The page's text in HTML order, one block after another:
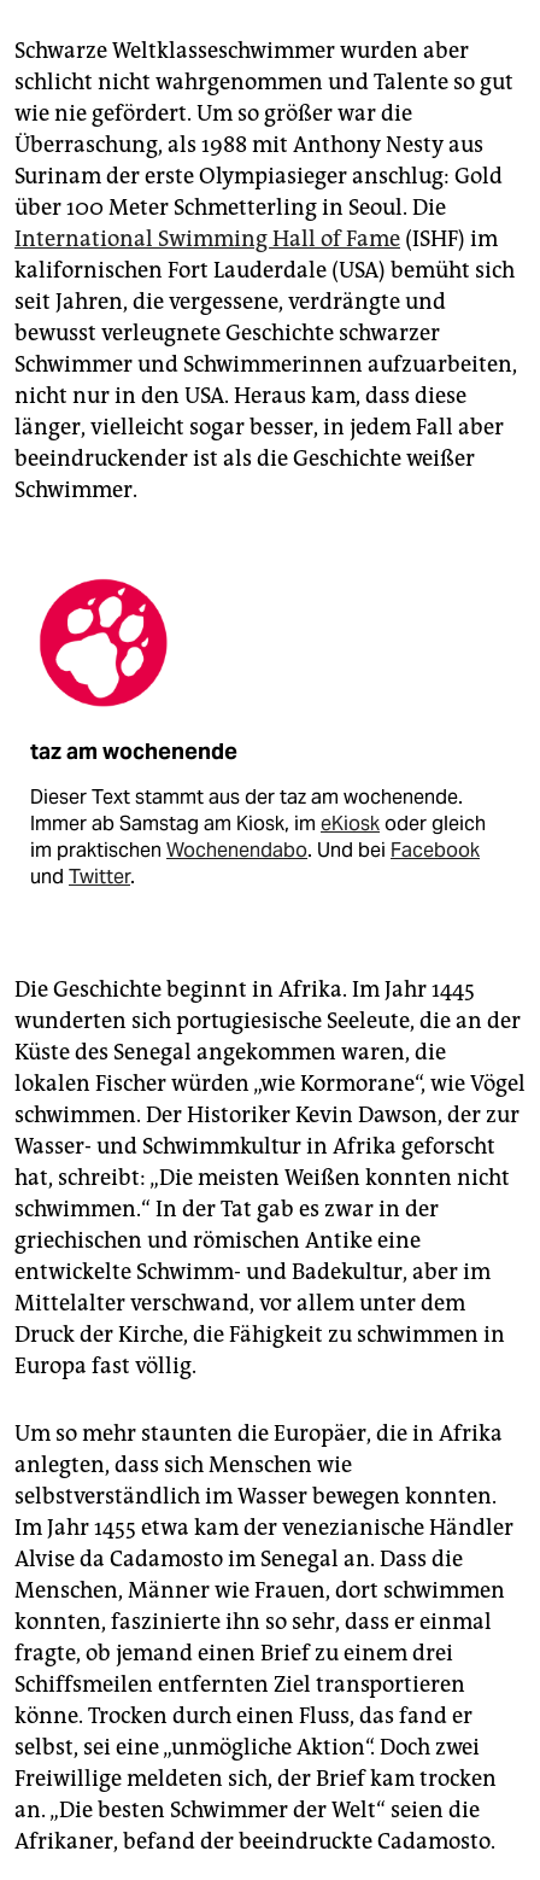
Schwarze Weltklasseschwimmer wurden aber
schlicht nicht wahrgenommen und Talente so gut
wie nie gefördert. Um so größer war die
Überraschung, als 1988 mit Anthony Nesty aus
Surinam der erste Olympiasieger anschlug: Gold
über 100 Meter Schmetterling in Seoul. Die
International Swimming Hall of Fame (ISHF) im
kalifornischen Fort Lauderdale (USA) bemüht sich
seit Jahren, die vergessene, verdrängte und
bewusst verleugnete Geschichte schwarzer
Schwimmer und Schwimmerinnen aufzuarbeiten,
nicht nur in den USA. Heraus kam, dass diese
länger, vielleicht sogar besser, in jedem Fall aber
beeindruckender ist als die Geschichte weißer
Schwimmer.
taz am wochenende
Dieser Text stammt aus der taz am wochenende.
Immer ab Samstag am Kiosk, im eKioskoder gleich
im praktischen Wochenendabo. Und bei Facebook
und Twitter.
Die Geschichte beginnt in Afrika. Im Jahr 1445
wunderten sich portugiesische Seeleute, die an der
Küste des Senegal angekommen waren, die
lokalen Fischer würden „wie Kormorane“, wie Vögel
schwimmen. Der Historiker Kevin Dawson, der zur
Wasser- und Schwimmkultur in Afrika geforscht
hat, schreibt: „Die meisten Weißen konnten nicht
schwimmen.“ In der Tat gab es zwar in der
griechischen und römischen Antike eine
entwickelte Schwimm- und Badekultur, aber im
Mittelalter verschwand, vor allem unter dem
Druck der Kirche, die Fähigkeit zu schwimmen in
Europa fast völlig.
Um so mehr staunten die Europäer, die in Afrika
anlegten, dass sich Menschen wie
selbstverständlich im Wasser bewegen konnten.
Im Jahr 1455 etwa kam der venezianische Händler
Alvise da Cadamosto im Senegal an. Dass die
Menschen, Männer wie Frauen, dort schwimmen
konnten, faszinierte ihn so sehr, dass er einmal
fragte, ob jemand einen Brief zu einem drei
Schiffsmeilen entfernten Ziel transportieren
könne. Trocken durch einen Fluss, das fand er
selbst, sei eine „unmögliche Aktion“. Doch zwei
Freiwillige meldeten sich, der Brief kam trocken
an. „Die besten Schwimmer der Welt“ seien die
Afrikaner, befand der beeindruckte Cadamosto.